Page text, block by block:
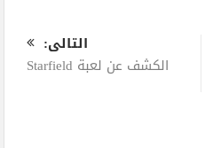
التالى:
الكشف عن لعبة Starfield